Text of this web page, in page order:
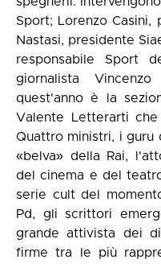
Sport; Lorenzo Casini,
Nastasi, presidente
responsabile Sport
giornalista
quest'anno è la
Valente Letterarti
Quattro ministri, i guru
«belva» della Rai,
del cinema e del
serie cult del
Pd, gli scrittori
grande attivista dei
firme tra le più